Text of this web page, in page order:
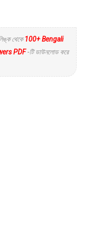
থেকে100+ Bengali
PDF-টি ডাউনলোড করে